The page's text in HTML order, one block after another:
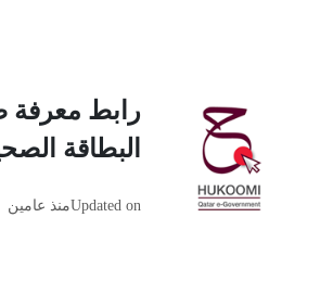
رابط معرفة
البطاقة
Updated onمنذ عامين